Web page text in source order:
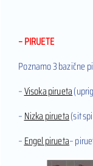
– PIRUETE
Poznamo 3 bazične
–Visoka pirueta
–Nizka pirueta(sit
–Engel pirueta–